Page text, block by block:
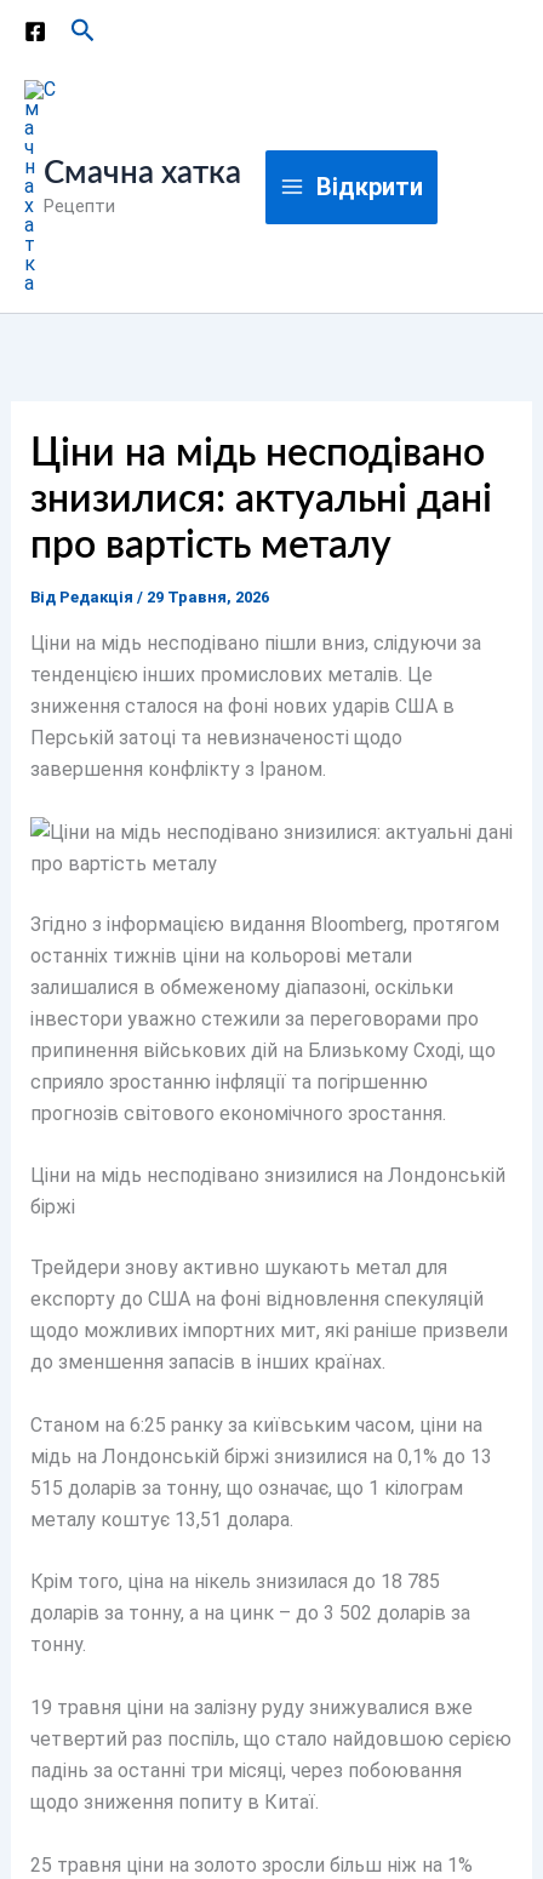
Перейти
вмісту
Пошук
Смачна хатка
Рецепти
Відкрити
Ціни на мідь несподівано
знизилися: актуальні дані
про вартість металу
Від Редакція / 29 Травня, 2026
Ціни на мідь несподівано пішли вниз, слідуючи за
тенденцією інших промислових металів. Це
зниження сталося на фоні нових ударів США в
Перській затоці та невизначеності щодо
завершення конфлікту з Іраном.
Згідно з інформацією видання Bloomberg, протягом
останніх тижнів ціни на кольорові метали
залишалися в обмеженому діапазоні, оскільки
інвестори уважно стежили за переговорами про
припинення військових дій на Близькому Сході, що
сприяло зростанню інфляції та погіршенню
прогнозів світового економічного зростання.
Ціни на мідь несподівано знизилися на Лондонській
біржі
Трейдери знову активно шукають метал для
експорту до США на фоні відновлення спекуляцій
щодо можливих імпортних мит, які раніше призвели
до зменшення запасів в інших країнах.
Станом на 6:25 ранку за київським часом, ціни на
мідь на Лондонській біржі знизилися на 0,1% до 13
515 доларів за тонну, що означає, що 1 кілограм
металу коштує 13,51 долара.
Крім того, ціна на нікель знизилася до 18 785
доларів за тонну, а на цинк – до 3 502 доларів за
тонну.
19 травня ціни на залізну руду знижувалися вже
четвертий раз поспіль, що стало найдовшою серією
падінь за останні три місяці, через побоювання
щодо зниження попиту в Китаї.
25 травня ціни на золото зросли більш ніж на 1%